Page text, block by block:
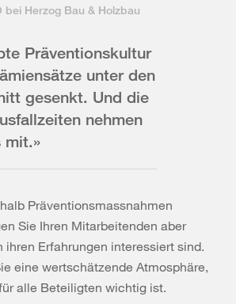
bei Herzog Bau & Holzbau
Präventionskultur
unter den
gesenkt. Und die
nehmen
mit.»
Präventionsmassnahmen
Sie Ihren Mitarbeitenden aber
ihren Erfahrungen interessiert sind.
eine wertschätzende Atmosphäre,
alle Beteiligten wichtig ist.